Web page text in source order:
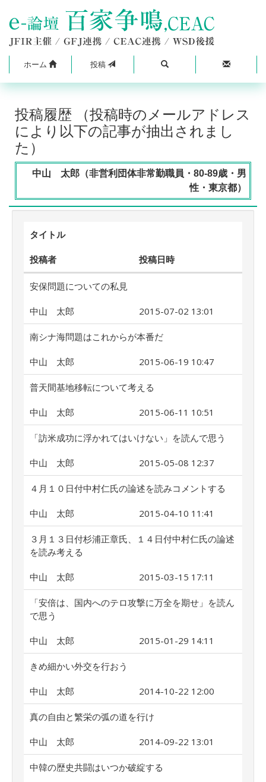
ホーム 投稿
投稿履歴 （投稿時のメールアドレス
により以下の記事が抽出されまし
た）
中山 太郎（非営利団体非常勤職員・80-89歳・男
性・東京都）
タイトル
投稿者 投稿日時
安保問題についての私見
中山 太郎 2015-07-02 13:01
南シナ海問題はこれからが本番だ
中山 太郎 2015-06-19 10:47
普天間基地移転について考える
中山 太郎 2015-06-11 10:51
「訪米成功に浮かれてはいけない」を読んで思う
中山 太郎 2015-05-08 12:37
４月１０日付中村仁氏の論述を読みコメントする
中山 太郎 2015-04-10 11:41
３月１３日付杉浦正章氏、１４日付中村仁氏の論述
を読み考える
中山 太郎 2015-03-15 17:11
「安倍は、国内へのテロ攻撃に万全を期せ」を読ん
で思う
中山 太郎 2015-01-29 14:11
きめ細かい外交を行おう
中山 太郎 2014-10-22 12:00
真の自由と繁栄の弧の道を行け
中山 太郎 2014-09-22 13:01
中韓の歴史共闘はいつか破綻する